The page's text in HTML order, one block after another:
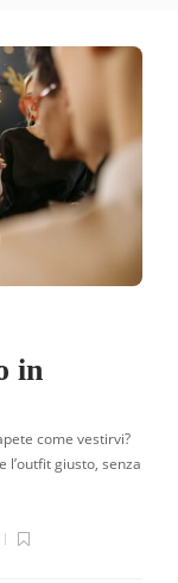
in
come vestirvi?
l’outfit giusto, senza